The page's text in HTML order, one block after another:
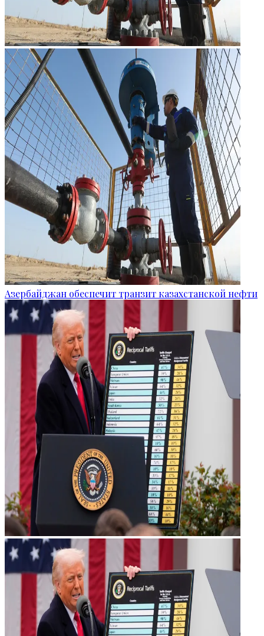
Азербайджан обеспечит транзит казахстанской нефти